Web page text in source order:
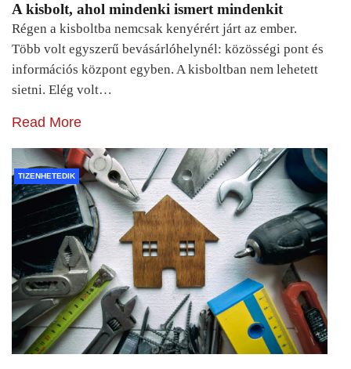
A kisbolt, ahol mindenki ismert mindenkit
Régen a kisboltba nemcsak kenyérért járt az ember.
Több volt egyszerű bevásárlóhelynél: közösségi pont és
információs központ egyben. A kisboltban nem lehetett
sietni. Elég volt…
Read More
TIZENHETEDIK